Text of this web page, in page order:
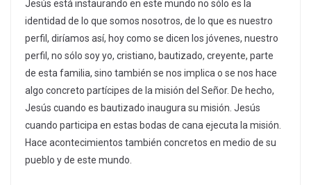
Jesús está instaurando en este mundo no sólo es la
identidad de lo que somos nosotros, de lo que es nuestro
perfil, diríamos así, hoy como se dicen los jóvenes, nuestro
perfil, no sólo soy yo, cristiano, bautizado, creyente, parte
de esta familia, sino también se nos implica o se nos hace
algo concreto partícipes de la misión del Señor. De hecho,
Jesús cuando es bautizado inaugura su misión. Jesús
cuando participa en estas bodas de cana ejecuta la misión.
Hace acontecimientos también concretos en medio de su
pueblo y de este mundo.